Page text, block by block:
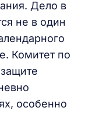
Дело в
не в один
Комитет по
особенно